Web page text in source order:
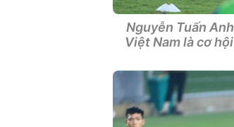
Nguyễn Tuấn
Việt Nam là cơ